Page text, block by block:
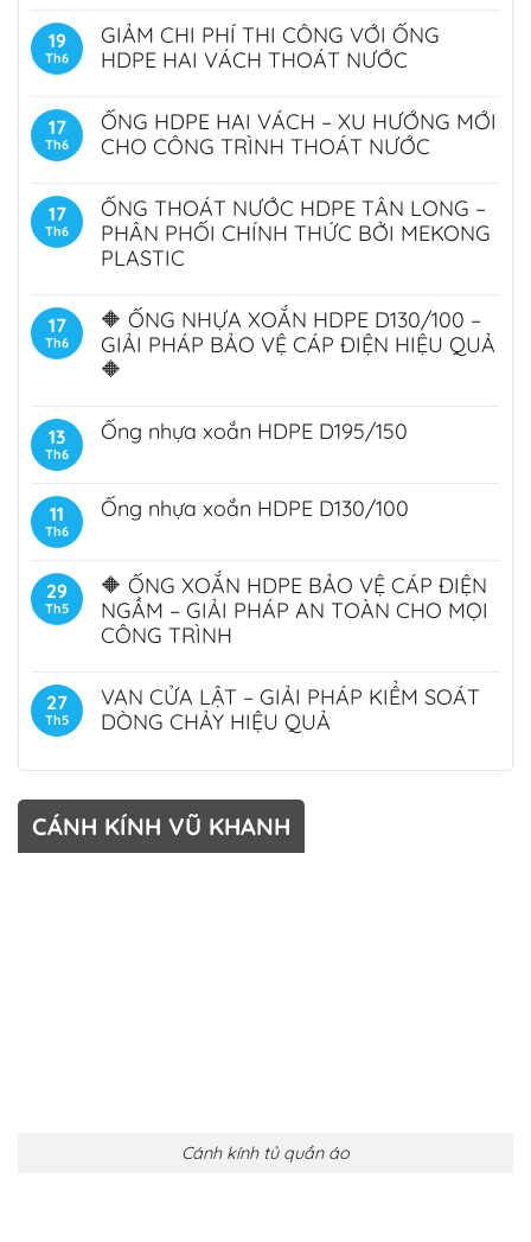
19
Th6
GIẢM CHI PHÍ THI CÔNG VỚI ỐNG
HDPE HAI VÁCH THOÁT NƯỚC
17
Th6
ỐNG HDPE HAI VÁCH – XU HƯỚNG MỚI
CHO CÔNG TRÌNH THOÁT NƯỚC
17
Th6
ỐNG THOÁT NƯỚC HDPE TÂN LONG –
PHÂN PHỐI CHÍNH THỨC BỞI MEKONG
PLASTIC
17
Th6
🔶 ỐNG NHỰA XOẮN HDPE D130/100 –
GIẢI PHÁP BẢO VỆ CÁP ĐIỆN HIỆU QUẢ
🔶
13
Th6
Ống nhựa xoắn HDPE D195/150
11
Th6
Ống nhựa xoắn HDPE D130/100
29
Th5
🔶 ỐNG XOẮN HDPE BẢO VỆ CÁP ĐIỆN
NGẦM – GIẢI PHÁP AN TOÀN CHO MỌI
CÔNG TRÌNH
27
Th5
VAN CỬA LẬT – GIẢI PHÁP KIỂM SOÁT
DÒNG CHẢY HIỆU QUẢ
CÁNH KÍNH VŨ KHANH
Cánh kính tủ quần áo